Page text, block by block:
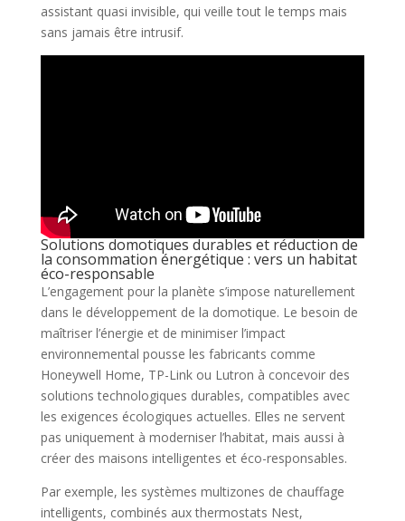
assistant quasi invisible, qui veille tout le temps mais
sans jamais être intrusif.
Solutions domotiques durables et réduction de
la consommation énergétique : vers un habitat
éco-responsable
L’engagement pour la planète s’impose naturellement
dans le développement de la domotique. Le besoin de
maîtriser l’énergie et de minimiser l’impact
environnemental pousse les fabricants comme
Honeywell Home, TP-Link ou Lutron à concevoir des
solutions technologiques durables, compatibles avec
les exigences écologiques actuelles. Elles ne servent
pas uniquement à moderniser l’habitat, mais aussi à
créer des maisons intelligentes et éco-responsables.
Par exemple, les systèmes multizones de chauffage
intelligents, combinés aux thermostats Nest,